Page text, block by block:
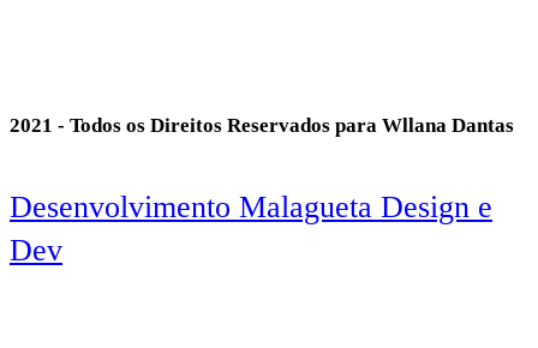
2021 - Todos os Direitos Reservados para Wllana Dantas
Desenvolvimento Malagueta Design e
Dev